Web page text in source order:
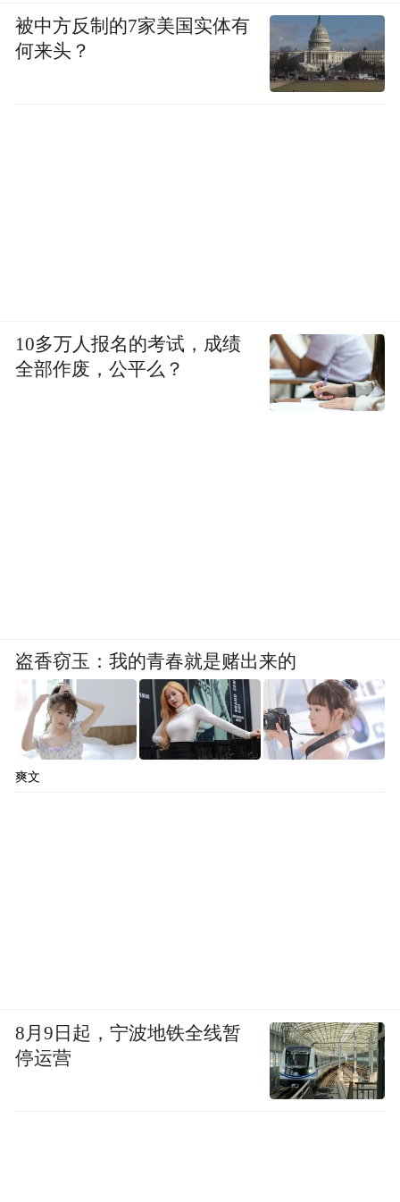
被中方反制的7家美国实体有
何来头？
10多万人报名的考试，成绩
全部作废，公平么？
盗香窃玉：我的青春就是赌出来的
爽文
8月9日起，宁波地铁全线暂
停运营